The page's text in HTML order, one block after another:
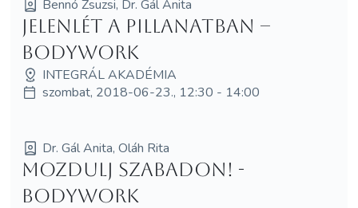
Bennó Zsuzsi, Dr. Gál Anita
Jelenlét a pillanatban –
Bodywork
INTEGRÁL AKADÉMIA
szombat, 2018-06-23., 12:30 - 14:00
Dr. Gál Anita, Oláh Rita
Mozdulj szabadon! -
bodywork